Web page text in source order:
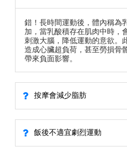
錯！長時間運動後，體內稱為
加，當乳酸積存在肌肉中時，
刺激大腦，降低運動的意欲。
造成心臟超負荷，甚至勞損骨
帶來負面影響。
按摩會減少脂肪
飯後不適宜劇烈運動